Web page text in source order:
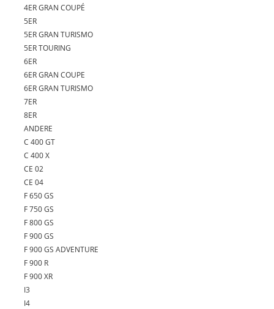
4ER GRAN COUPÉ
5ER
5ER GRAN TURISMO
5ER TOURING
6ER
6ER GRAN COUPE
6ER GRAN TURISMO
7ER
8ER
ANDERE
C 400 GT
C 400 X
CE 02
CE 04
F 650 GS
F 750 GS
F 800 GS
F 900 GS
F 900 GS ADVENTURE
F 900 R
F 900 XR
I3
I4